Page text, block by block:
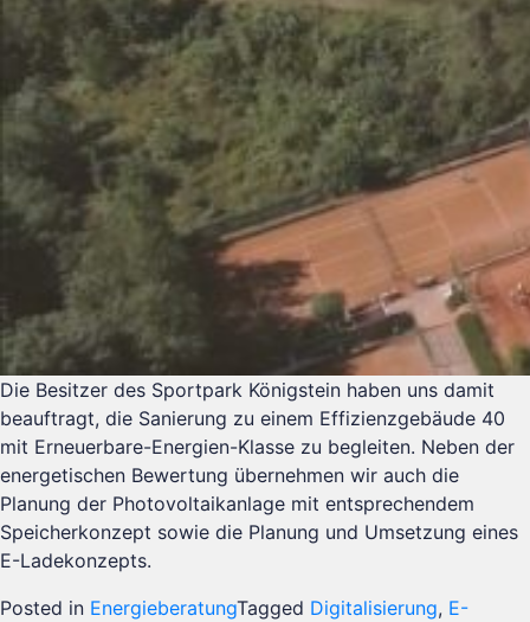
Die Besitzer des Sportpark Königstein haben uns damit
beauftragt, die Sanierung zu einem Effizienzgebäude 40
mit Erneuerbare-Energien-Klasse zu begleiten. Neben der
energetischen Bewertung übernehmen wir auch die
Planung der Photovoltaikanlage mit entsprechendem
Speicherkonzept sowie die Planung und Umsetzung eines
E-Ladekonzepts.
Posted in EnergieberatungTagged Digitalisierung, E-